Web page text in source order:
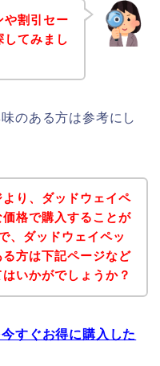
や割引セー
してみまし
のある方は参考にし
り、ダッドウェイペ
格で購入することが
、ダッドウェイペッ
る方は下記ページなど
いかがでしょうか？
すぐお得に購入した